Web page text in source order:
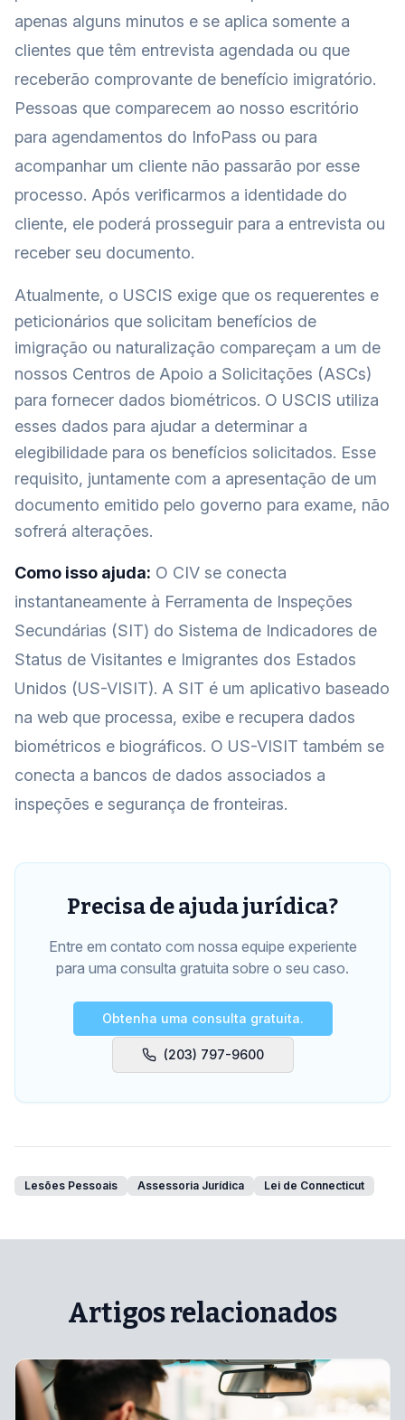
apenas alguns minutos e se aplica somente a
clientes que têm entrevista agendada ou que
receberão comprovante de benefício imigratório.
Pessoas que comparecem ao nosso escritório
para agendamentos do InfoPass ou para
acompanhar um cliente não passarão por esse
processo. Após verificarmos a identidade do
cliente, ele poderá prosseguir para a entrevista ou
receber seu documento.
Atualmente, o USCIS exige que os requerentes e
peticionários que solicitam benefícios de
imigração ou naturalização compareçam a um de
nossos Centros de Apoio a Solicitações (ASCs)
para fornecer dados biométricos. O USCIS utiliza
esses dados para ajudar a determinar a
elegibilidade para os benefícios solicitados. Esse
requisito, juntamente com a apresentação de um
documento emitido pelo governo para exame, não
sofrerá alterações.
Como isso ajuda: O CIV se conecta
instantaneamente à Ferramenta de Inspeções
Secundárias (SIT) do Sistema de Indicadores de
Status de Visitantes e Imigrantes dos Estados
Unidos (US-VISIT). A SIT é um aplicativo baseado
na web que processa, exibe e recupera dados
biométricos e biográficos. O US-VISIT também se
conecta a bancos de dados associados a
inspeções e segurança de fronteiras.
Precisa de ajuda jurídica?
Entre em contato com nossa equipe experiente
para uma consulta gratuita sobre o seu caso.
Obtenha uma consulta gratuita.
(203) 797-9600
Lesões Pessoais Assessoria Jurídica Lei de Connecticut
Artigos relacionados